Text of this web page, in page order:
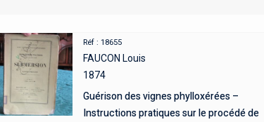
Réf : 18655
FAUCON Louis
1874
Guérison des vignes phylloxérées –
Instructions pratiques sur le procédé de